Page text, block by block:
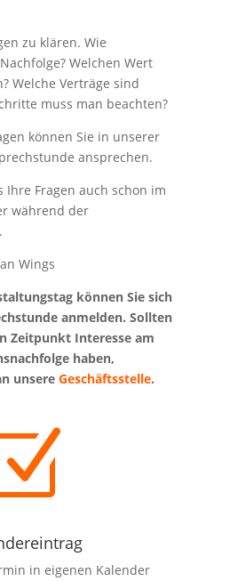
zu klären. Wie
Welchen Wert
Welche Verträge sind
muss man beachten?
können Sie in unserer
ansprechen.
Ihre Fragen auch schon im
während der
Wings
können Sie sich
anmelden. Sollten
Zeitpunkt Interesse am
haben,
unsere Geschäftsstelle.
in eigenen Kalender